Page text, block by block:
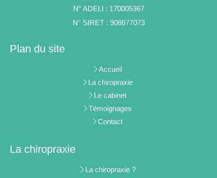
N° ADELI : 170005367
N° SIRET : 908677073
Plan du site
Accueil
La chiropraxie
Le cabinet
Témoignages
Contact
La chiropraxie
La chiropraxie ?